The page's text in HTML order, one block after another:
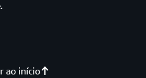
ao início